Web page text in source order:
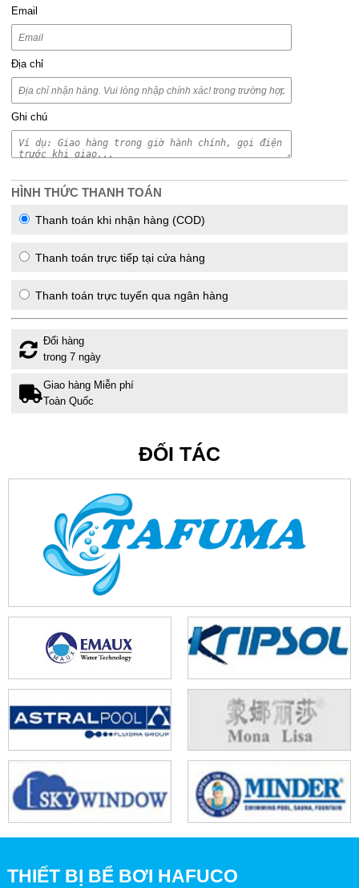
Email
Địa chỉ
Ghi chú
HÌNH THỨC THANH TOÁN
Thanh toán khi nhận hàng (COD)
Thanh toán trực tiếp tại cửa hàng
Thanh toán trực tuyến qua ngân hàng
Đổi hàng
trong 7 ngày
Giao hàng Miễn phí
Toàn Quốc
ĐỐI TÁC
THIẾT BỊ BỂ BƠI HAFUCO